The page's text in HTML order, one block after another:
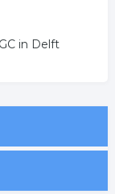
in Delft